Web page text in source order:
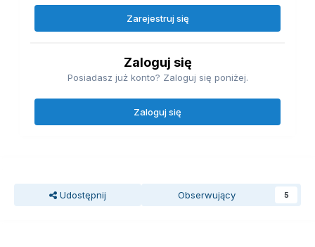
Zarejestruj się
Zaloguj się
Posiadasz już konto? Zaloguj się poniżej.
Zaloguj się
Udostępnij Obserwujący 5